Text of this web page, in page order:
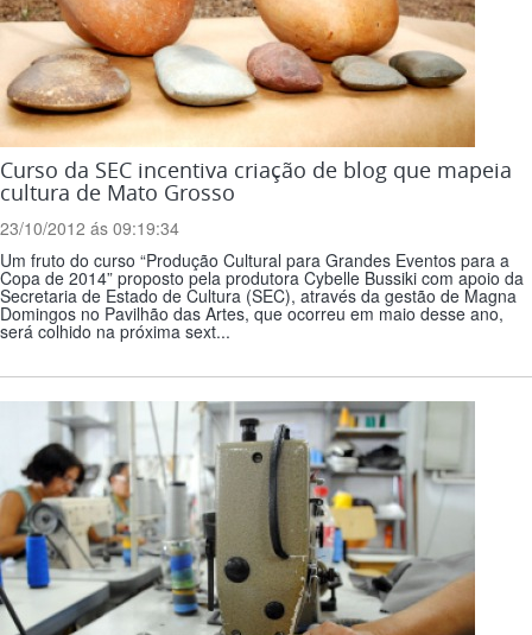
Curso da SEC incentiva criação de blog que mapeia
cultura de Mato Grosso
23/10/2012 ás 09:19:34
Um fruto do curso “Produção Cultural para Grandes Eventos para a
Copa de 2014” proposto pela produtora Cybelle Bussiki com apoio da
Secretaria de Estado de Cultura (SEC), através da gestão de Magna
Domingos no Pavilhão das Artes, que ocorreu em maio desse ano,
será colhido na próxima sext...